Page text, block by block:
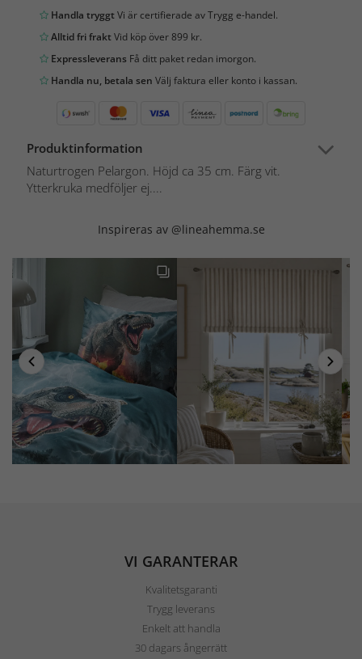
Handla tryggtVi är certifierade av Trygg e-handel.
Alltid fri fraktVid köp över 899 kr.
Expressleverans Få ditt paket redan imorgon.
Handla nu, betala sen Välj faktura eller konto i kassan.
Produktinformation
Naturtrogen Pelargon. Höjd ca 35 cm. Färg vit.
Ytterkruka medföljer ej....
Inspireras av @lineahemma.se
VI GARANTERAR
Kvalitetsgaranti
Trygg leverans
Enkelt att handla
30 dagars ångerrätt